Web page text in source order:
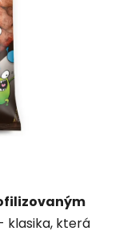
klasika, která